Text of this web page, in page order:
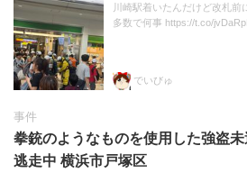
川崎駅着いたんだけど改札
多数で何事 https://t.co/
でいびゅ
事件
拳銃のようなものを使用した強盗
逃走中 横浜市戸塚区